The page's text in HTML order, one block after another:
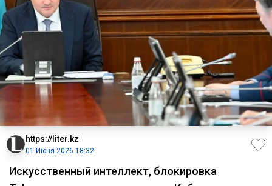
https://liter.kz
01 Июня 2026 18:32
Искусственный интеллект, блокировка